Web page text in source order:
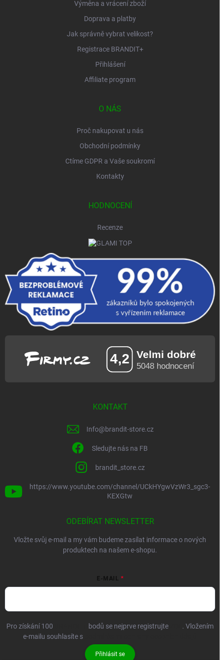
Výměna a vrácení zboží
Doprava a platby
Jak správně vybrat velikost?
Registrace BRANDIT+
Přihlášení
Affiliate program
O NÁS
Proč nakupovat u nás
Obchodní podmínky
Ctíme GDPR a Vaše soukromí
Kontakty
HODNOCENÍ
Recenze
KONTAKT
Info@brandit-store.cz
Sledujte nás na FB
brandit_store.cz
https://www.youtube.com/channel/UCkHYgwVzWr3_sgc3-
KEXGtw
ODEBÍRAT NEWSLETTER
Vložte svůj e-mail a my vám budeme zasílat informace o nových
produktech na našem e-shopu.
E-MAIL
Pro získání 100 bodů se nejprve registrujte
. Vložením
e-mailu souhlasíte s
Přihlásit se